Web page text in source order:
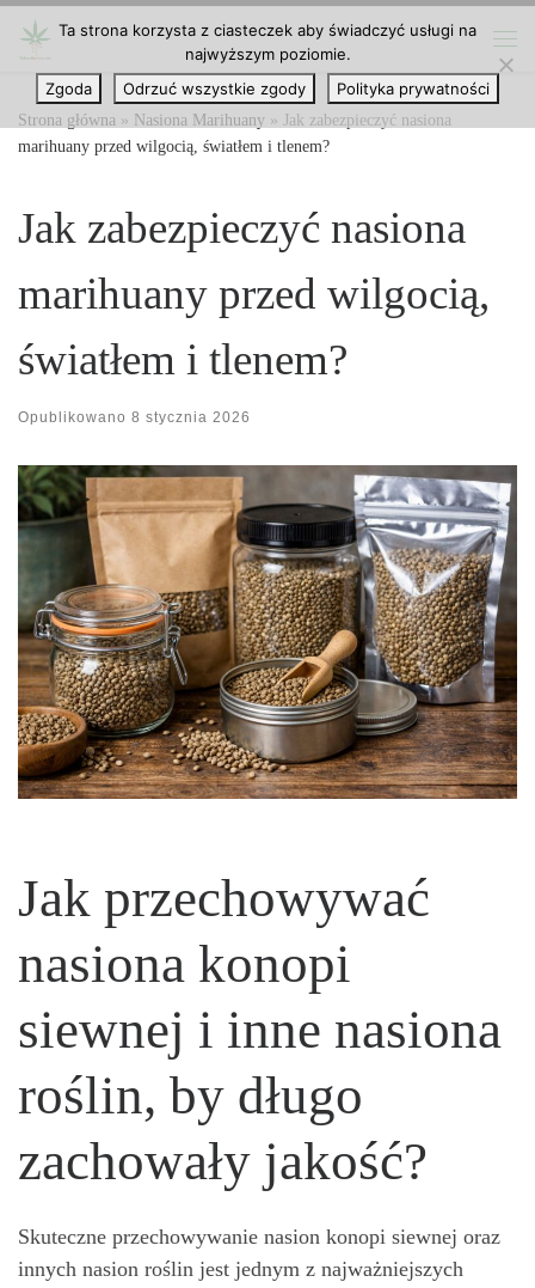
Przejdź do treści
Strona główna » Nasiona Marihuany » Jak zabezpieczyć nasiona
marihuany przed wilgocią, światłem i tlenem?
Jak zabezpieczyć nasiona
marihuany przed wilgocią,
światłem i tlenem?
Opublikowano 8 stycznia 2026
Jak przechowywać
nasiona konopi
siewnej i inne nasiona
roślin, by długo
zachowały jakość?
Skuteczne przechowywanie nasion konopi siewnej oraz
innych nasion roślin jest jednym z najważniejszych
Ta strona korzysta z ciasteczek aby świadczyć usługi na
najwyższym poziomie.
Zgoda
Odrzuć wszystkie zgody Polityka prywatności